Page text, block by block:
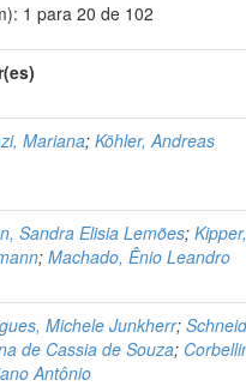
1 para 20 de 102
Mariana;Köhler, Andreas
Sandra Elisia Lemões;
;Machado, Ênio Leandro
Michele Junkherr;
de Cassia de Souza;
Antônio